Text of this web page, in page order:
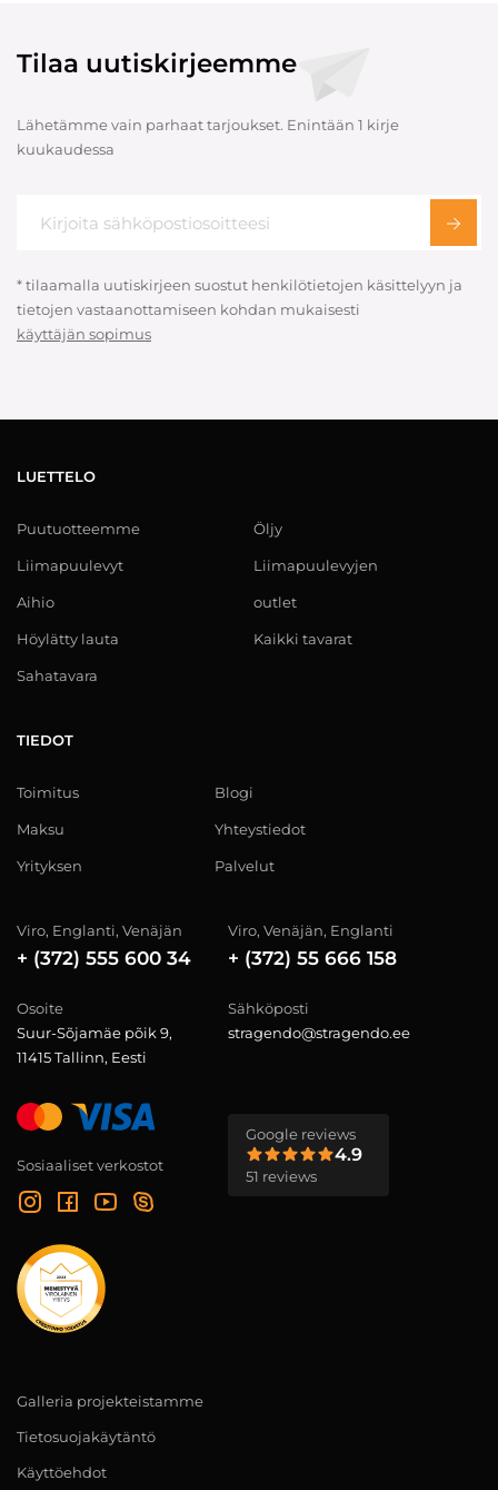
Tilaa uutiskirjeemme
Lähetämme vain parhaat tarjoukset. Enintään 1 kirje
kuukaudessa
* tilaamalla uutiskirjeen suostut henkilötietojen käsittelyyn ja
tietojen vastaanottamiseen kohdan mukaisesti
käyttäjän sopimus
LUETTELO
Puutuotteemme
Liimapuulevyt
Aihio
Höylätty lauta
Sahatavara
Öljy
Liimapuulevyjen
outlet
Kaikki tavarat
TIEDOT
Toimitus
Maksu
Yrityksen
Blogi
Yhteystiedot
Palvelut
Viro, Englanti, Venäjän
+ (372) 555 600 34
Viro, Venäjän, Englanti
+ (372) 55 666 158
Osoite
Suur-Sõjamäe põik 9,
11415 Tallinn, Eesti
Sähköposti
stragendo@stragendo.ee
Sosiaaliset verkostot
Google reviews
4.9
51 reviews
Galleria projekteistamme
Tietosuojakäytäntö
Käyttöehdot